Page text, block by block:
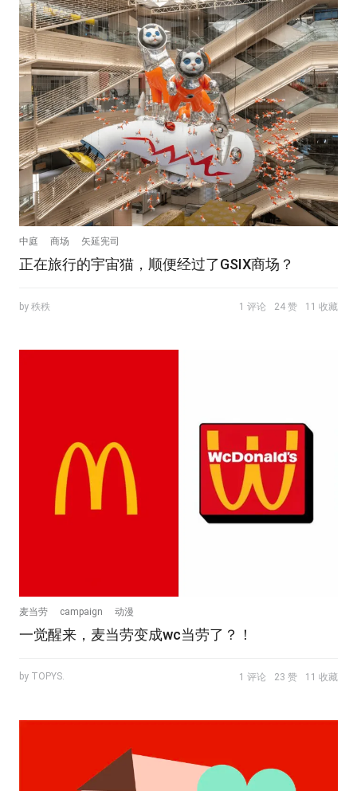
中庭 商场 矢延宪司
正在旅行的宇宙猫，顺便经过了GSIX商场？
by 秩秩 1 评论 24 赞 11 收藏
麦当劳 campaign 动漫
一觉醒来，麦当劳变成wc当劳了？！
by TOPYS. 1 评论 23 赞 11 收藏